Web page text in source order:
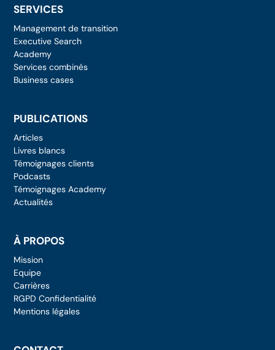
SERVICES
Management de transition
Executive Search
Academy
Services combinés
Business cases
PUBLICATIONS
Articles
Livres blancs
Témoignages clients
Podcasts
Témoignages Academy
Actualités
À PROPOS
Mission
Equipe
Carrières
RGPD Confidentialité
Mentions légales